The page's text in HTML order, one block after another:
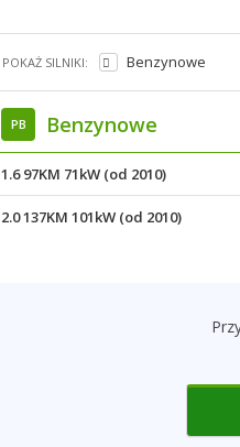
POKAŻ SILNIKI: Benzynowe
PB Benzynowe
1.6 97KM 71kW (od 2010)
2.0 137KM 101kW (od 2010)